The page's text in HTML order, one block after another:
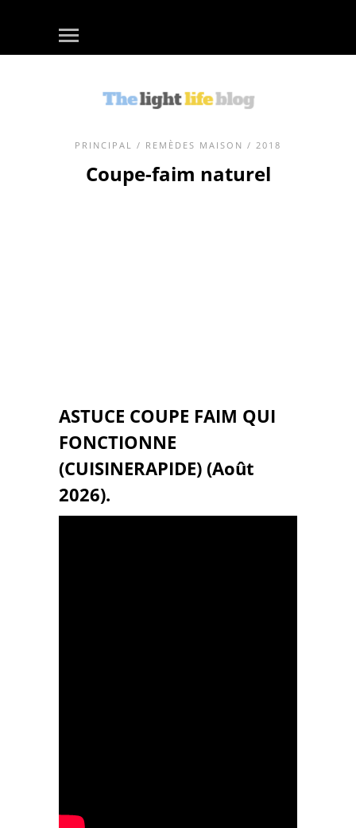
PRINCIPAL / REMÈDES MAISON / 2018
Coupe-faim naturel
ASTUCE COUPE FAIM QUI
FONCTIONNE
(CUISINERAPIDE) (Août
2026).